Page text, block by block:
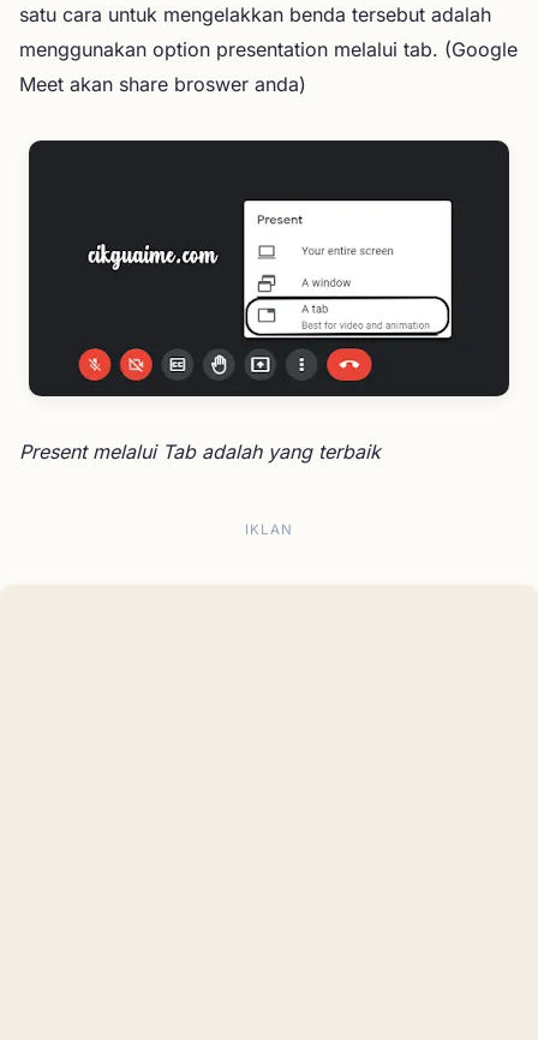
satu cara untuk mengelakkan benda tersebut adalah
menggunakan option presentation melalui tab. (Google
Meet akan share broswer anda)
Present melalui Tab adalah yang terbaik
IKLAN